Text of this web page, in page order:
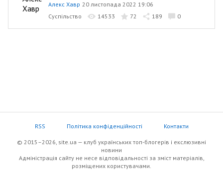
Алекс Хавр 20 листопада 2022 19:06
Суспільство
14533 72 189 0
RSS Політика конфіденційності Контакти
© 2015–2026, site.ua — клуб українських топ-блогерів i екслюзивнi
новини
Адміністрація сайту не несе відповідальності за зміст матеріалів,
розміщених користувачами.